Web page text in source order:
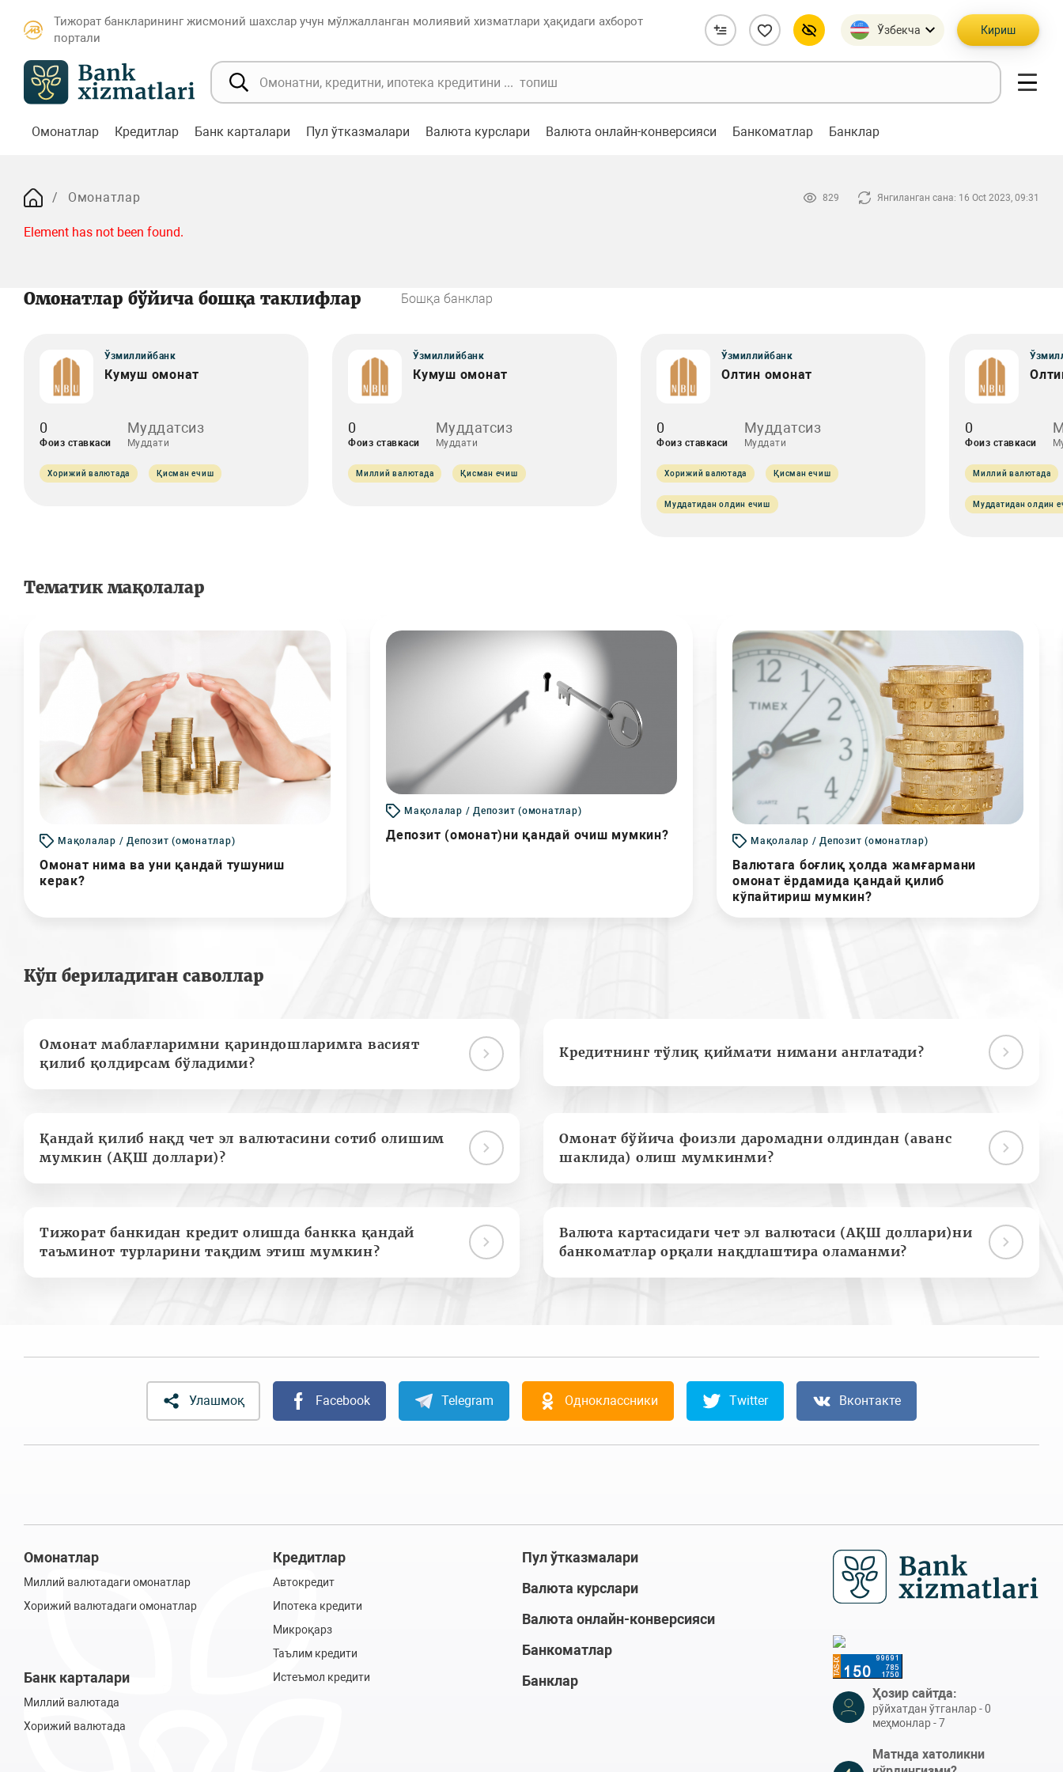
Тижорат банкларининг жисмоний шахслар учун мўлжалланган молиявий хизматлари ҳақидаги ахборот
портали
Ўзбекча Кириш
Омонатлар Кредитлар Банк карталари Пул ўтказмалари Валюта курслари Валюта онлайн-конверсияси Банкоматлар Банклар
Омонатлар 829 Янгиланган сана: 16 Oct 2023, 09:31
Element has not been found.
Омонатлар бўйича бошқа таклифлар Бошқа банклар
Ўзмиллийбанк
Кумуш омонат
0
Фоиз ставкаси
Муддатсиз
Муддати
Хорижий валютада Қисман ечиш
Ўзмиллийбанк
Кумуш омонат
0
Фоиз ставкаси
Муддатсиз
Муддати
Миллий валютада Қисман ечиш
Ўзмиллийбанк
Олтин омонат
0
Фоиз ставкаси
Муддатсиз
Муддати
Хорижий валютада Қисман ечиш
Муддатидан олдин ечиш
0
Фоиз ставкаси
Миллий валютада
Муддатидан олдин
Тематик мақолалар
Мақолалар / Депозит (омонатлар)
Омонат нима ва уни қандай тушуниш
керак?
Мақолалар / Депозит (омонатлар)
Депозит (омонат)ни қандай очиш мумкин? Мақолалар / Депозит (омонатлар)
Валютага боғлиқ ҳолда жамғармани
омонат ёрдамида қандай қилиб
кўпайтириш мумкин?
Кўп бериладиган саволлар
Омонат маблағларимни қариндошларимга васият
қилиб қолдирсам бўладими?
Кредитнинг тўлиқ қиймати нимани англатади?
Қандай қилиб нақд чет эл валютасини сотиб олишим
мумкин (АҚШ доллари)?
Омонат бўйича фоизли даромадни олдиндан (аванс
шаклида) олиш мумкинми?
Тижорат банкидан кредит олишда банкка қандай
таъминот турларини тақдим этиш мумкин?
Валюта картасидаги чет эл валютаси (АҚШ доллари)ни
банкоматлар орқали нақдлаштира оламанми?
Улашмоқ Facebook Telegram Одноклассники Twitter Вконтакте
Омонатлар
Миллий валютадаги омонатлар
Хорижий валютадаги омонатлар
Банк карталари
Миллий валютада
Хорижий валютада
Кредитлар
Автокредит
Ипотека кредити
Микроқарз
Таълим кредити
Истеъмол кредити
Пул ўтказмалари
Валюта курслари
Валюта онлайн-конверсияси
Банкоматлар
Банклар
Ҳозир сайтда:
рўйхатдан ўтганлар - 0
меҳмонлар - 7
Матнда хатоликни